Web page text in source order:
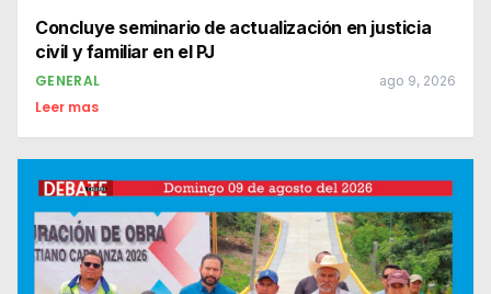
Concluye seminario de actualización en justicia
civil y familiar en el PJ
GENERAL ago 9, 2026
Leer mas